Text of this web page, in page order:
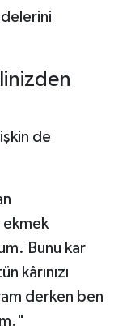
de
ekmek
Bunu kar
kârınızı
derken ben